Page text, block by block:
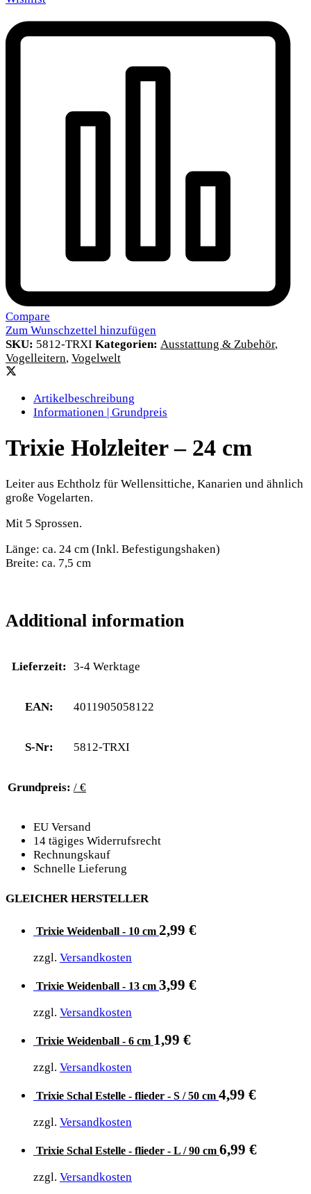
Compare
Zum Wunschzettel hinzufügen
SKU: 5812-TRXI Kategorien: Ausstattung & Zubehör,
Vogelleitern, Vogelwelt
Artikelbeschreibung
Informationen | Grundpreis
Trixie Holzleiter – 24 cm
Leiter aus Echtholz für Wellensittiche, Kanarien und ähnlich
große Vogelarten.
Mit 5 Sprossen.
Länge: ca. 24 cm (Inkl. Befestigungshaken)
Breite: ca. 7,5 cm
Additional information
Lieferzeit: 3-4 Werktage
EAN: 4011905058122
S-Nr: 5812-TRXI
Grundpreis: / €
EU Versand
14 tägiges Widerrufsrecht
Rechnungskauf
Schnelle Lieferung
GLEICHER HERSTELLER
Trixie Weidenball - 10 cm 2,99 €
zzgl. Versandkosten
Trixie Weidenball - 13 cm 3,99 €
zzgl. Versandkosten
Trixie Weidenball - 6 cm 1,99 €
zzgl. Versandkosten
Trixie Schal Estelle - flieder - S / 50 cm 4,99 €
zzgl. Versandkosten
Trixie Schal Estelle - flieder - L / 90 cm 6,99 €
zzgl. Versandkosten